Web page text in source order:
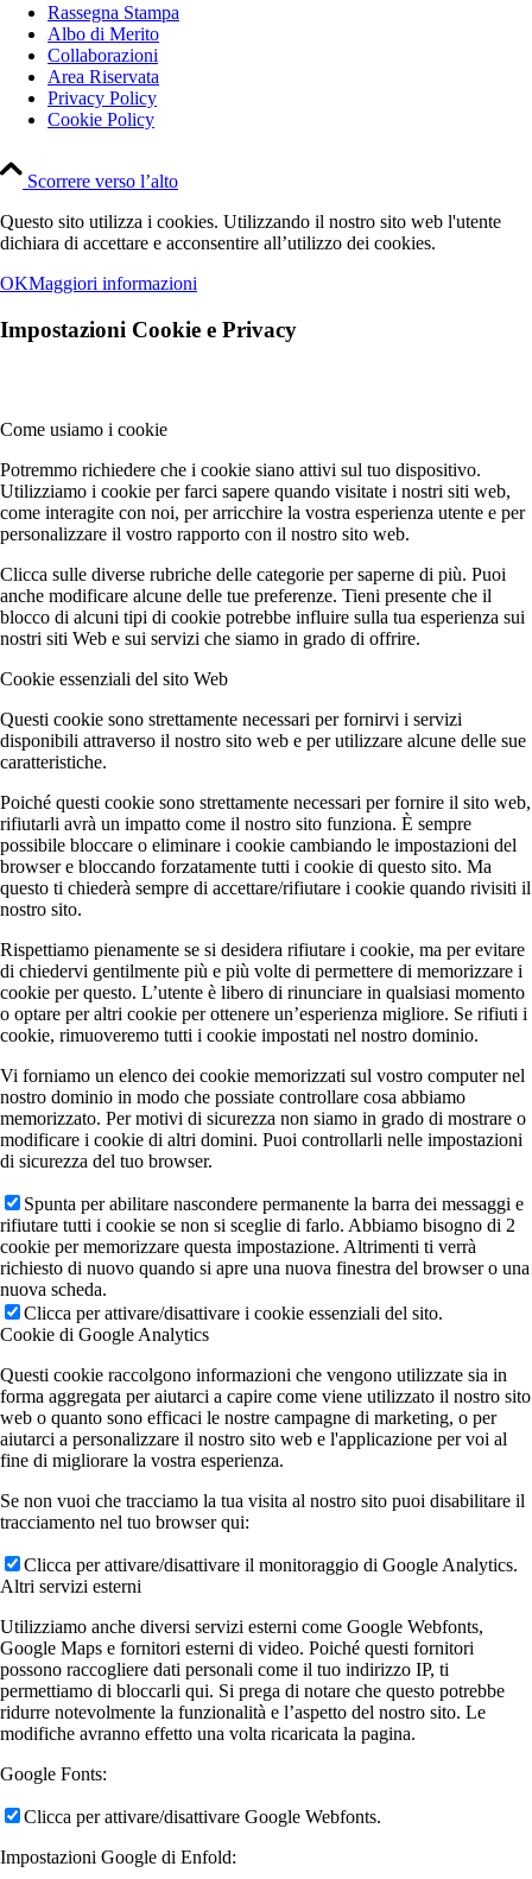
Rassegna Stampa
Albo di Merito
Collaborazioni
Area Riservata
Privacy Policy
Cookie Policy
Scorrere verso l’alto
Questo sito utilizza i cookies. Utilizzando il nostro sito web l'utente
dichiara di accettare e acconsentire all’utilizzo dei cookies.
OKMaggiori informazioni
Impostazioni Cookie e Privacy
Come usiamo i cookie
Potremmo richiedere che i cookie siano attivi sul tuo dispositivo.
Utilizziamo i cookie per farci sapere quando visitate i nostri siti web,
come interagite con noi, per arricchire la vostra esperienza utente e per
personalizzare il vostro rapporto con il nostro sito web.
Clicca sulle diverse rubriche delle categorie per saperne di più. Puoi
anche modificare alcune delle tue preferenze. Tieni presente che il
blocco di alcuni tipi di cookie potrebbe influire sulla tua esperienza sui
nostri siti Web e sui servizi che siamo in grado di offrire.
Cookie essenziali del sito Web
Questi cookie sono strettamente necessari per fornirvi i servizi
disponibili attraverso il nostro sito web e per utilizzare alcune delle sue
caratteristiche.
Poiché questi cookie sono strettamente necessari per fornire il sito web,
rifiutarli avrà un impatto come il nostro sito funziona. È sempre
possibile bloccare o eliminare i cookie cambiando le impostazioni del
browser e bloccando forzatamente tutti i cookie di questo sito. Ma
questo ti chiederà sempre di accettare/rifiutare i cookie quando rivisiti il
nostro sito.
Rispettiamo pienamente se si desidera rifiutare i cookie, ma per evitare
di chiedervi gentilmente più e più volte di permettere di memorizzare i
cookie per questo. L’utente è libero di rinunciare in qualsiasi momento
o optare per altri cookie per ottenere un’esperienza migliore. Se rifiuti i
cookie, rimuoveremo tutti i cookie impostati nel nostro dominio.
Vi forniamo un elenco dei cookie memorizzati sul vostro computer nel
nostro dominio in modo che possiate controllare cosa abbiamo
memorizzato. Per motivi di sicurezza non siamo in grado di mostrare o
modificare i cookie di altri domini. Puoi controllarli nelle impostazioni
di sicurezza del tuo browser.
Spunta per abilitare nascondere permanente la barra dei messaggi e
rifiutare tutti i cookie se non si sceglie di farlo. Abbiamo bisogno di 2
cookie per memorizzare questa impostazione. Altrimenti ti verrà
richiesto di nuovo quando si apre una nuova finestra del browser o una
nuova scheda.
Clicca per attivare/disattivare i cookie essenziali del sito.
Cookie di Google Analytics
Questi cookie raccolgono informazioni che vengono utilizzate sia in
forma aggregata per aiutarci a capire come viene utilizzato il nostro sito
web o quanto sono efficaci le nostre campagne di marketing, o per
aiutarci a personalizzare il nostro sito web e l'applicazione per voi al
fine di migliorare la vostra esperienza.
Se non vuoi che tracciamo la tua visita al nostro sito puoi disabilitare il
tracciamento nel tuo browser qui:
Clicca per attivare/disattivare il monitoraggio di Google Analytics.
Altri servizi esterni
Utilizziamo anche diversi servizi esterni come Google Webfonts,
Google Maps e fornitori esterni di video. Poiché questi fornitori
possono raccogliere dati personali come il tuo indirizzo IP, ti
permettiamo di bloccarli qui. Si prega di notare che questo potrebbe
ridurre notevolmente la funzionalità e l’aspetto del nostro sito. Le
modifiche avranno effetto una volta ricaricata la pagina.
Google Fonts:
Clicca per attivare/disattivare Google Webfonts.
Impostazioni Google di Enfold: